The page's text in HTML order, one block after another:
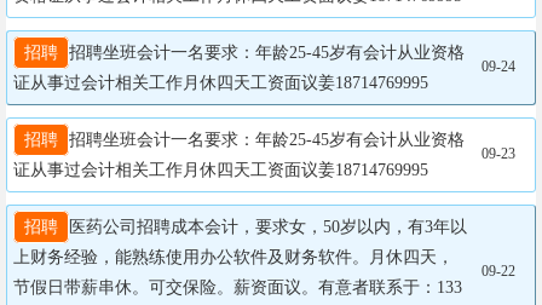
招聘 招聘坐班会计一名要求：年龄25-45岁有会计从业资格
证从事过会计相关工作月休四天工资面议姜18714769995
09-24
招聘 招聘坐班会计一名要求：年龄25-45岁有会计从业资格
证从事过会计相关工作月休四天工资面议姜18714769995
09-23
招聘
医药公司招聘成本会计，要求女，50岁以内，有3年以
上财务经验，能熟练使用办公软件及财务软件。月休四天，
节假日带薪串休。可交保险。薪资面议。有意者联系于：133
09-22